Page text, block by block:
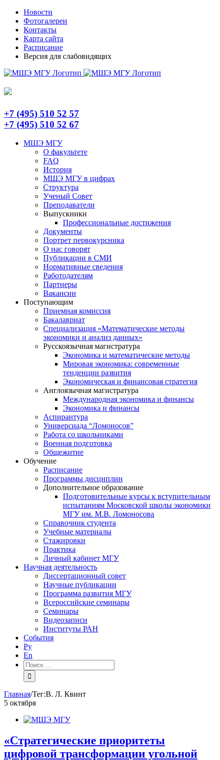
Skip
content
TelegramНовости
Фотогалереи
Контакты
Карта сайта
Расписание
Версия для слабовидящих
+7 (495) 510 52 57
+7 (495) 510 52 67
МШЭ МГУ
О факультете
FAQ
История
МШЭ МГУ в цифрах
Структура
Ученый Совет
Преподаватели
Выпускники
Профессиональные достижения
Документы
Портрет первокурсника
О нас говорят
Публикации в СМИ
Нормативные сведения
Работодателям
Партнеры
Вакансии
Поступающим
Приемная комиссия
Бакалавриат
Специализация «Математические методы
экономики и анализ данных»
Русскоязычная магистратура
Экономика и математические методы
Мировая экономика: современные
тенденции развития
Экономическая и финансовая стратегия
Англоязычная магистратура
Международная экономика и финансы
Экономика и финансы
Аспирантура
Универсиада “Ломоносов”
Работа со школьниками
Военная подготовка
Общежитие
Обучение
Расписание
Программы дисциплин
Дополнительное образование
Подготовительные курсы к вступительным
испытаниям Московской школы экономики
МГУ им. М.В. Ломоносова
Справочник студента
Учебные материалы
Стажировки
Практика
Личный кабинет МГУ
Научная деятельность
Диссертационный совет
Научные публикации
Программа развития МГУ
Всероссийские семинары
Семинары
Видеозаписи
Институты РАН
События
Ру
En
Результат
поиска:
Главная/Тег:В. Л. Квинт
5 октября
«Стратегические приоритеты
цифровой трансформации угольной